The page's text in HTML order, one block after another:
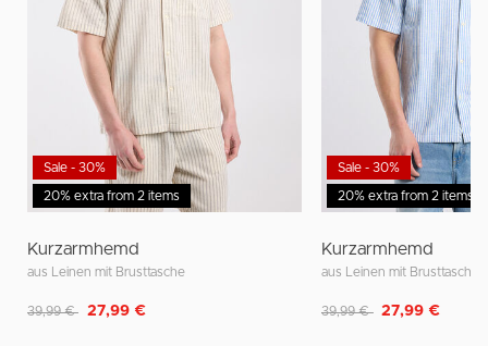
20% extra from 2 items
Sale - 30%
Kurzarmhemd
aus Leinen mit Brusttasche
Reduziert von
39,99 € auf
27,99 €
20% extra from 2 items
Sale - 30%
Kurzarmhemd
aus Leinen mit Brusttasche
Reduziert von
39,99 € auf
27,99 €